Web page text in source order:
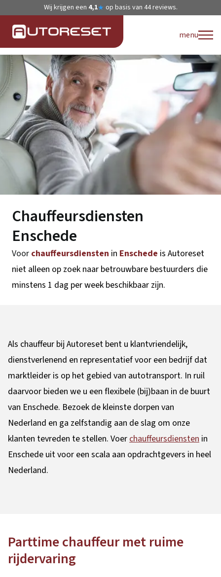
Wij krijgen een 4,1★ op basis van 44reviews.
menu
Chauffeursdiensten
Enschede
Voor chauffeursdiensten in Enschede is Autoreset
niet alleen op zoek naar betrouwbare bestuurders die
minstens 1 dag per week beschikbaar zijn.
Als chauffeur bij Autoreset bent u klantvriendelijk,
dienstverlenend en representatief voor een bedrijf dat
marktleider is op het gebied van autotransport. In ruil
daarvoor bieden we u een flexibele (bij)baan in de buurt
van Enschede. Bezoek de kleinste dorpen van
Nederland en ga zelfstandig aan de slag om onze
klanten tevreden te stellen. Voerchauffeursdiensten in
Enschede uit voor een scala aan opdrachtgevers in heel
Nederland.
Parttime chauffeur met ruime
rijdervaring